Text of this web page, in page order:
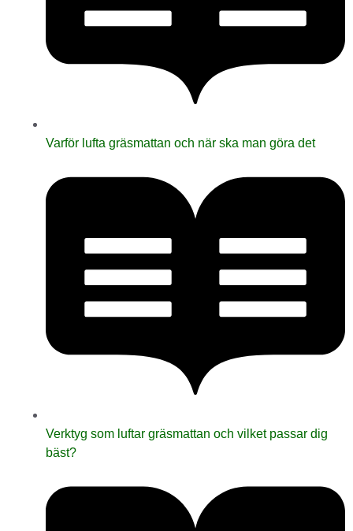
Varför lufta gräsmattan och när ska man göra det
Verktyg som luftar gräsmattan och vilket passar dig
bäst?